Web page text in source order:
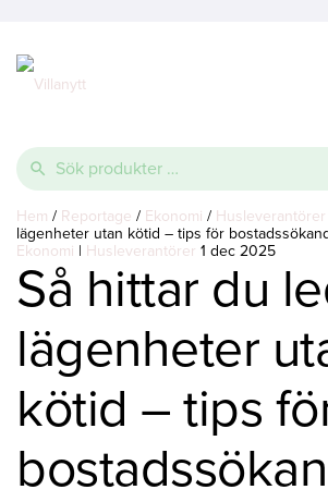
till
innehåll
Sök
efter:
Thermopool
Glasfiberpool
Ovanmarkspooler
Poolvärmepump
Pooltak
Lamelltäcke
Spabad
Swimspa
Hem / Reportage / Ekonomi / Husleverantörer
lägenheter utan kötid – tips för
Ekonomi | Husleverantörer 1 dec 2025
Så hittar du
lägenheter
kötid – tips